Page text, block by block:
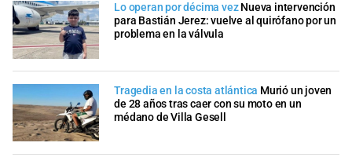
Lo operan por décima vez Nueva intervención
para Bastián Jerez: vuelve al quirófano por un
problema en la válvula
Tragedia en la costa atlántica Murió un joven
de 28 años tras caer con su moto en un
médano de Villa Gesell